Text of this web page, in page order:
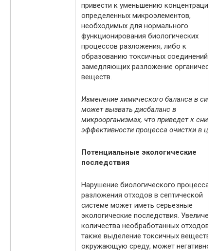
привести к уменьшению концентрации
определенных микроэлементов,
необходимых для нормального
функционирования биологических
процессов разложения, либо к
образованию токсичных соединений,
замедляющих разложение
веществ.
Изменение химического баланса в
может вызвать дисбаланс в
микроорганизмах, что приведет к
эффективности процесса очистки в
Потенциальные экологические
последствия
Нарушение биологического процесса
разложения отходов в септической
системе может иметь серьезные
экологические последствия.
количества необработанных отходов, а
также выделение токсичных веществ в
окружающую среду, может негативно